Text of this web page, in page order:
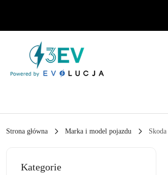
Strona główna Marka i model pojazdu Skoda
Kategorie